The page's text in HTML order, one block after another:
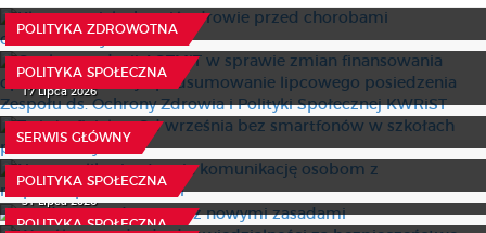
POLITYKA ZDROWOTNA
6 Sierpnia 2026
POLITYKA SPOŁECZNA
opieki zdrowotnej – podsumowanie lipcowego
posiedzenia Zespołu ds. Ochrony Zdrowia i Polityki
17 Lipca 2026
SERWIS GŁÓWNY
To już oficjalne. Od września bez smartfonów w szkołach
podstawowych
30 Lipca 2026
POLITYKA SPOŁECZNA
Nowa aplikacja ułatwia komunikację osobom z
niepełnosprawnościami
31 Lipca 2026
POLITYKA SPOŁECZNA
Fundusz Młodzieżowy z nowymi zasadami
31 Lipca 2026
Wspólny standard odpowiedzialności za bezpieczeństwo
małoletnich w internecie